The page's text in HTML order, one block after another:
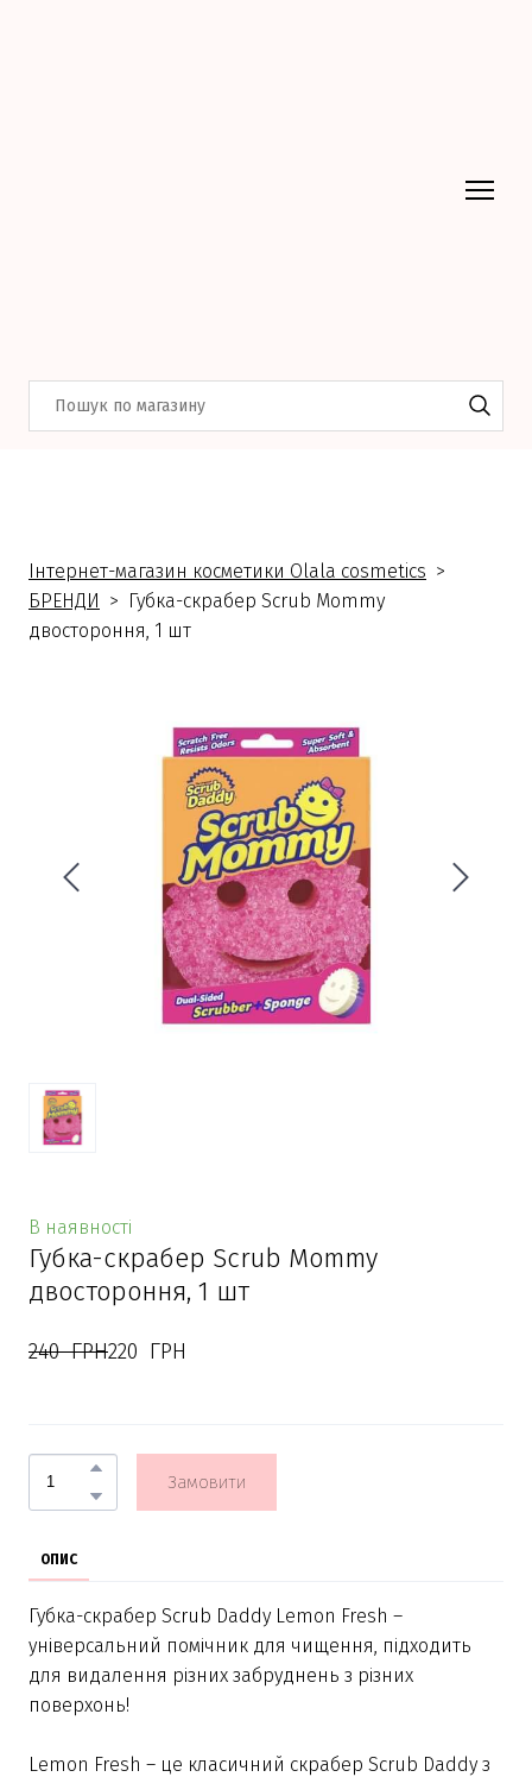
Інтернет-магазин косметики Olala cosmetics
БРЕНДИ
Губка-скрабер Scrub Mommy
двостороння, 1 шт
В наявності
Губка-скрабер Scrub Mommy
двостороння, 1 шт
240  ГРН220  ГРН
Замовити
ОПИС
Губка-скрабер Scrub Daddy Lemon Fresh –
універсальний помічник для чищення, підходить
для видалення різних забруднень з різних
поверхонь!
Lemon Fresh – це класичний скрабер Scrub Daddy з